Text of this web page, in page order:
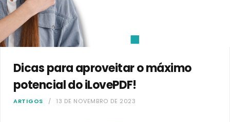
Dicas para aproveitar o máximo
potencial do iLovePDF!
ARTIGOS 13 DE NOVEMBRO DE 2023